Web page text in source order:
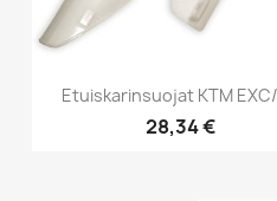
Pikakatselu
Etuiskarinsuojat KTM EXC/
28,34 €